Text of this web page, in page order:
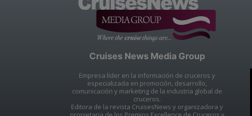
Cruises News Media Group
Empresa líder en la información de cruceros y
especializada en promoción, desarrollo,
comunicación y marketing de la industria global de
cruceros.
Editora de la revista CruisesNews y organizadora y